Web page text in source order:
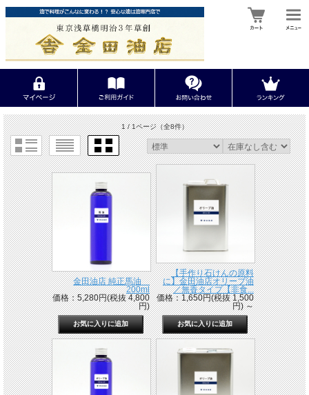
1 / 1ページ（全8件）
金田油店 純正馬油
200ml
価格：5,280円(税抜 4,800
円)
【手作り石けんの原料
に】金田油店オリーブ油
／無香タイプ【非食...
価格：1,650円(税抜 1,500
円)～